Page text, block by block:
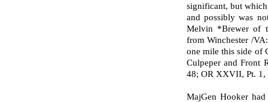
signi­ficant, but which
and possibly was
Melvin *Brewer of
from Winchester /
one mile this side of
Culpeper and Front
48; OR XXVII, Pt. 1,
MajGen Hooker had